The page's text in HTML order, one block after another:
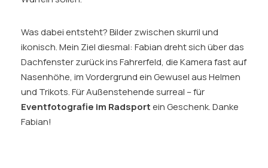
Was dabei entsteht? Bilder zwischen skurril und
ikonisch. Mein Ziel diesmal: Fabian dreht sich über das
Dachfenster zurück ins Fahrerfeld, die Kamera fast auf
Nasenhöhe, im Vordergrund ein Gewusel aus Helmen
und Trikots. Für Außenstehende surreal – für
Eventfotografie im Radsportein Geschenk. Danke
Fabian!